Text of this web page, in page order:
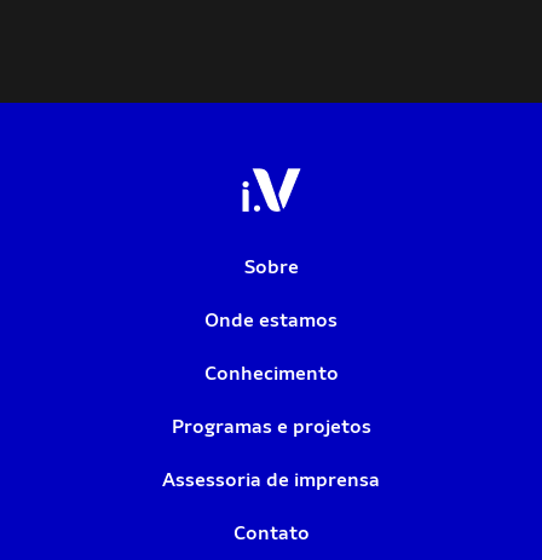
Sobre
Onde estamos
Conhecimento
Programas e projetos
Assessoria de imprensa
Contato